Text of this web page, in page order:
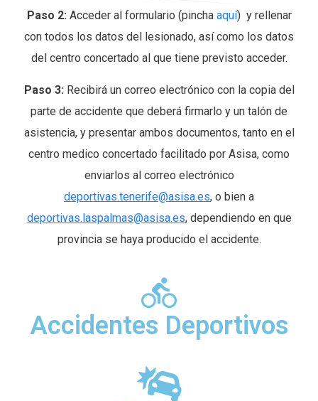
Paso 2: Acceder al formulario (pincha aquí) y rellenar
con todos los datos del lesionado, así como los datos
del centro concertado al que tiene previsto acceder.
Paso 3: Recibirá un correo electrónico con la copia del
parte de accidente que deberá firmarlo y un talón de
asistencia, y presentar ambos documentos, tanto en el
centro medico concertado facilitado por Asisa, como
enviarlos al correo electrónico
deportivas.tenerife@asisa.es, o bien a
deportivas.laspalmas@asisa.es, dependiendo en que
provincia se haya producido el accidente.
Accidentes Deportivos